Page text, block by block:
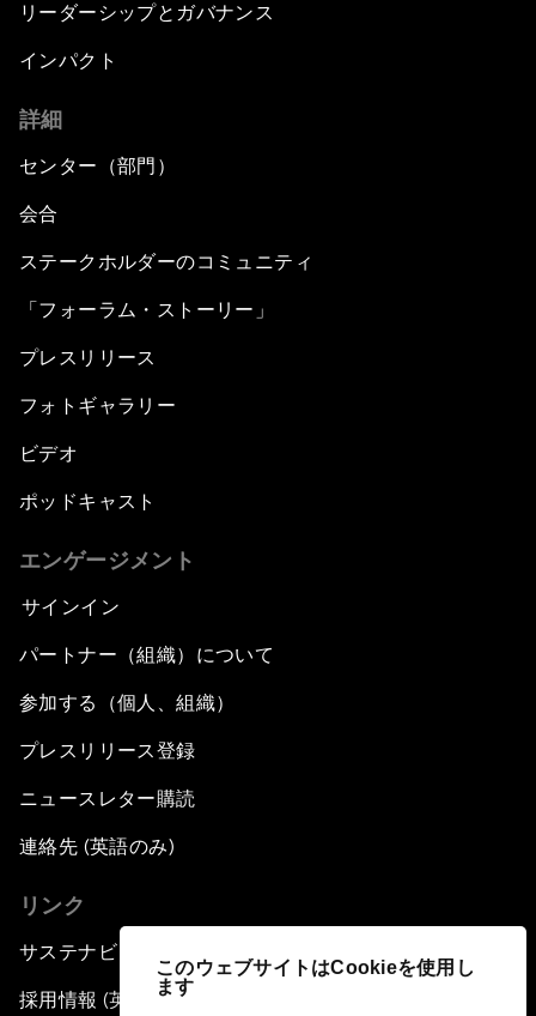
このウェブサイトはCookieを使用し
ます
リーダーシップとガバナンス
インパクト
詳細
センター（部門）
会合
ステークホルダーのコミュニティ
「フォーラム・ストーリー」
プレスリリース
フォトギャラリー
ビデオ
ポッドキャスト
エンゲージメント
サインイン
パートナー（組織）について
参加する（個人、組織）
プレスリリース登録
ニュースレター購読
連絡先 (英語のみ)
リンク
サステナビリティへの取り組み
採用情報 (英語のみ)